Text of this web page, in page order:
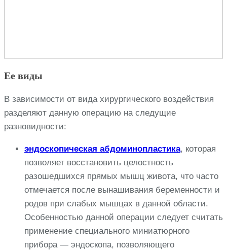
Ее виды
В зависимости от вида хирургического воздействия
разделяют данную операцию на следущие
разновидности:
эндоскопическая абдоминопластика, которая
позволяет восстановить целостность
разошедшихся прямых мышц живота, что часто
отмечается после вынашивания беременности и
родов при слабых мышцах в данной области.
Особенностью данной операции следует считать
применение специального миниатюрного
прибора — эндоскопа, позволяющего